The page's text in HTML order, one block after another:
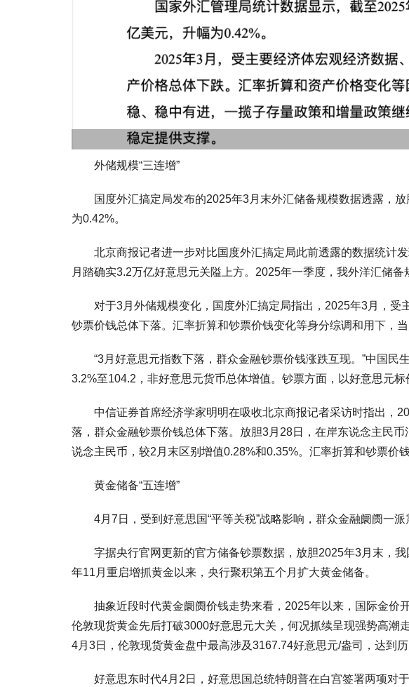
外储规模“三连增”
国度外汇搞定局发布的2025年3月末外汇储备规模数据透露，放
为0.42%。
北京商报记者进一步对比国度外汇搞定局此前透露的数据统计发
月踏确实3.2万亿好意思元关隘上方。2025年一季度，我外洋汇储备
对于3月外储规模变化，国度外汇搞定局指出，2025年3月，受
钞票价钱总体下落。汇率折算和钞票价钱变化等身分综调和用下，当
“3月好意思元指数下落，群众金融钞票价钱涨跌互现。”中国民
3.2%至104.2，非好意思元货币总体增值。钞票方面，以好意思元
中信证券首席经济学家明明在吸收北京商报记者采访时指出，
落，群众金融钞票价钱总体下落。放胆3月28日，在岸东说念主民
说念主民币，较2月末区别增值0.28%和0.35%。汇率折算和钞票价
黄金储备“五连增”
4月7日，受到好意思国“平等关税”战略影响，群众金融阛阓一派
字据央行官网更新的官方储备钞票数据，放胆2025年3月末，我
年11月重启增抓黄金以来，央行聚积第五个月扩大黄金储备。
抽象近段时代黄金阛阓价钱走势来看，2025年以来，国际金价
伦敦现货黄金先后打破3000好意思元大关，何况抓续呈现强势高潮
4月3日，伦敦现货黄金盘中最高涉及3167.74好意思元/盎司，达到历
好意思东时代4月2日，好意思国总统特朗普在白宫签署两项对于